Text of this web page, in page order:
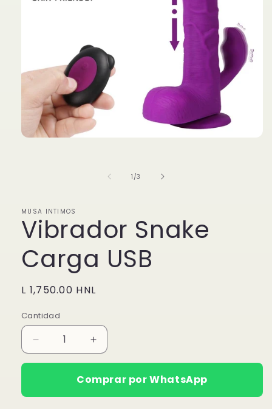
1 /de
3
MUSA INTIMOS
Vibrador Snake
Carga USB
Precio
L 1,750.00 HNL
Cantidad
Reducir
cantidad
Snake
Aumentar
cantidad
Vibrador
Snake
Comprar por WhatsApp